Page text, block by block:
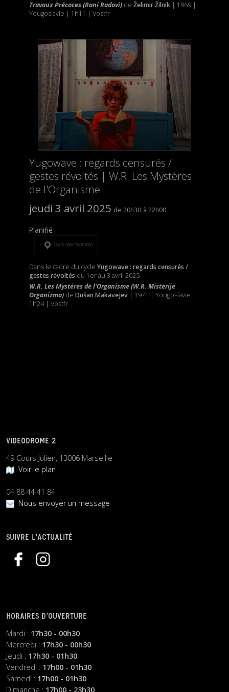
Travaux Précoces (Rani Radovi)de Želimir Žilnik| 1969 |
Yougoslavie | 1h11 | Vostfr
Yugowave : regards censurés /
gestes révoltés | W.R. Les Mystères
de l'Organisme
jeudi 3 avril 2025
20h30 22h00
Planifié
Ouvrir dans l’application
Dans le cadre du cycle Yugowave : regards censurés /
gestes révoltés du 1er au 3 avril 2025
W.R. Les Mystères de l'Organisme (W.R. Misterije
Organizma)de Dušan Makavejev| 1971 | Yougoslavie |
1h24 | Vostfr
VIDEODROME 2
49 Cours Julien, 13006 Marseille
Voir le plan
04 88 44 41 84
Nous envoyer un message
SUIVRE L’ACTUALITÉ
HORAIRES D’OUVERTURE
Mardi : 17h30 - 00h30
Mercredi : 17h30 - 00h30
Jeudi : 17h30 - 01h30
Vendredi : 17h00 - 01h30
Samedi : 17h00 - 01h30
Dimanche : 17h00 - 23h30